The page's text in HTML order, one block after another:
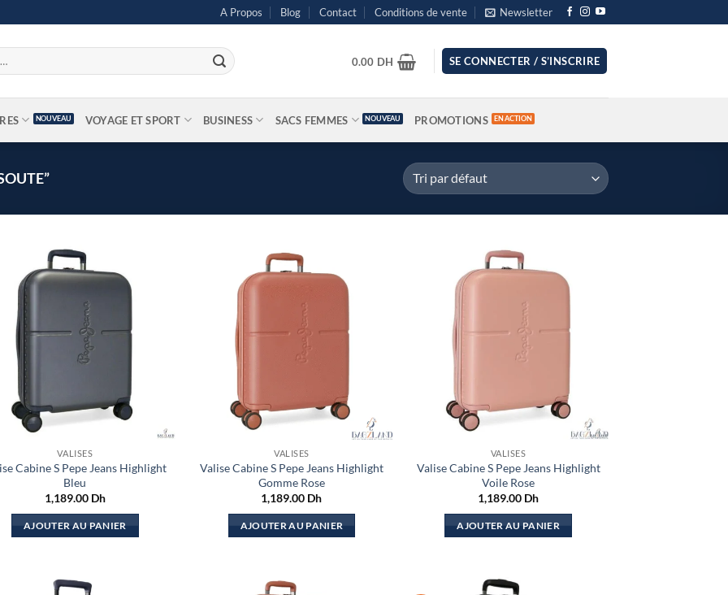
A Propos Blog Contact Conditions de vente Newsletter
0.00 DH SE CONNECTER / S’INSCRIRE
VOYAGE ET SPORT BUSINESS SACS FEMMES PROMOTIONS
VALISES
Cabine S Pepe Jeans Highlight
Bleu
1,189.00 Dh
AJOUTER AU PANIER
VALISES
Valise Cabine S Pepe Jeans Highlight
Gomme Rose
1,189.00 Dh
AJOUTER AU PANIER
VALISES
Valise Cabine S Pepe Jeans Highlight
Voile Rose
1,189.00 Dh
AJOUTER AU PANIER